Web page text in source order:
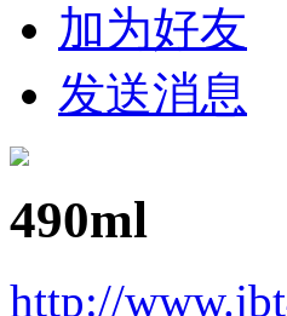
加为好友
发送消息
490ml
http://